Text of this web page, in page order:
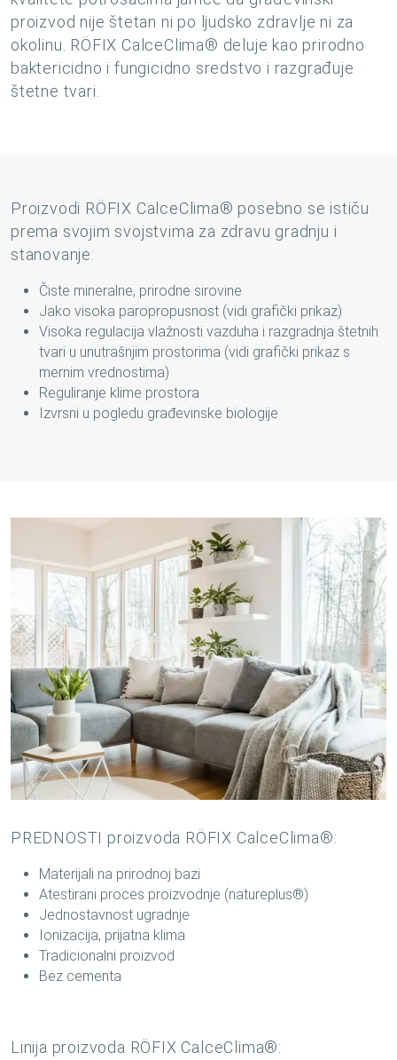
proizvod nije štetan ni po ljudsko zdravlje ni za
okolinu. RÖFIX CalceClima® deluje kao prirodno
baktericidno i fungicidno sredstvo i razgrađuje
štetne tvari.
Proizvodi RÖFIX CalceClima® posebno se ističu
prema svojim svojstvima za zdravu gradnju i
stanovanje:
Čiste mineralne, prirodne sirovine
Jako visoka paropropusnost (vidi grafički prikaz)
Visoka regulacija vlažnosti vazduha i razgradnja štetnih
tvari u unutrašnjim prostorima (vidi grafički prikaz s
mernim vrednostima)
Reguliranje klime prostora
Izvrsni u pogledu građevinske biologije
PREDNOSTI proizvoda RÖFIX CalceClima®:
Materijali na prirodnoj bazi
Atestirani proces proizvodnje (natureplus®)
Jednostavnost ugradnje
Ionizacija, prijatna klima
Tradicionalni proizvod
Bez cementa
Linija proizvoda RÖFIX CalceClima®: